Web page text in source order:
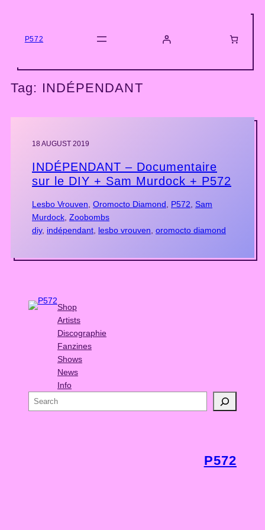
contentP572
Tag: INDÉPENDANT
18 AUGUST 2019
INDÉPENDANT – Documentaire
sur le DIY + Sam Murdock + P572
Lesbo Vrouven, Oromocto Diamond, P572, Sam
Murdock, Zoobombs
diy, indépendant, lesbo vrouven, oromocto diamond
Shop
Artists
Discographie
Fanzines
Shows
News
Info
e
P572